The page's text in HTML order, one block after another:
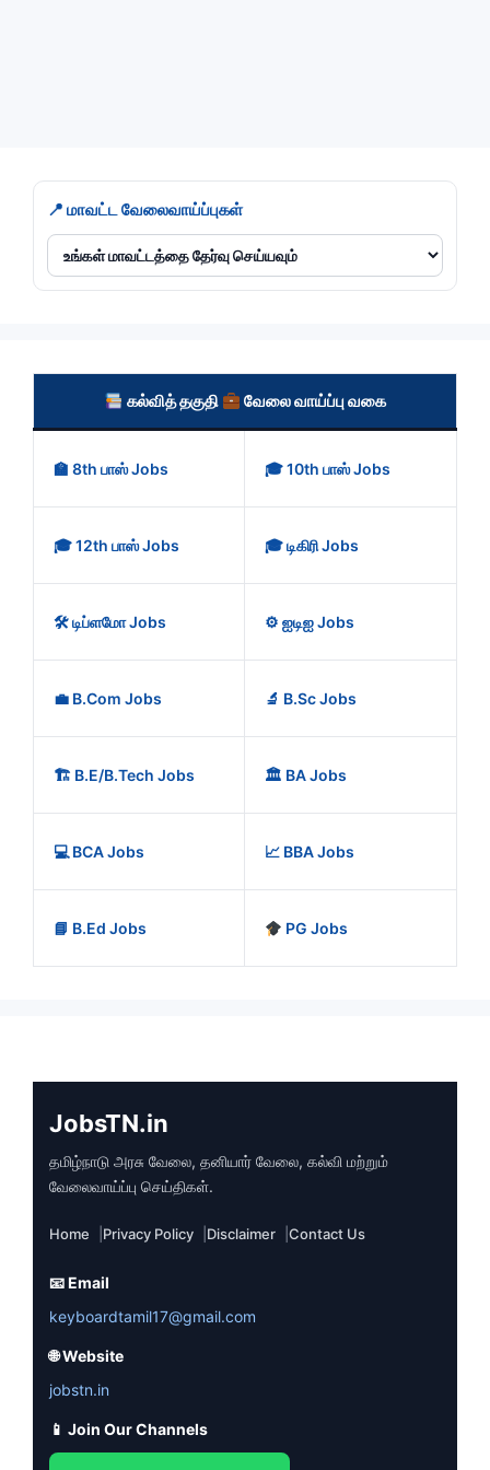
📍 மாவட்ட வேலைவாய்ப்புகள்
கல்வித் தகுதி வேலை வாய்ப்பு வகை
🏫 8th பாஸ் Jobs 🎓 10th பாஸ் Jobs
🎓 12th பாஸ் Jobs 🎓 டிகிரி Jobs
🛠️ டிப்ளமோ Jobs ⚙️ ஐடிஐ Jobs
💼 B.Com Jobs 🔬 B.Sc Jobs
🏗️ B.E/B.Tech Jobs 🏛️ BA Jobs
💻 BCA Jobs 📈 BBA Jobs
📘 B.Ed Jobs PG Jobs
JobsTN.in
தமிழ்நாடு அரசு வேலை, தனியார் வேலை, கல்வி மற்றும்
வேலைவாய்ப்பு செய்திகள்.
Home Privacy Policy Disclaimer Contact Us
📧 Email
keyboardtamil17@gmail.com
🌐 Website
jobstn.in
📱 Join Our Channels